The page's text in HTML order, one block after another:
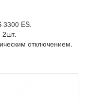
3300 ES.
2шт.
отключением.